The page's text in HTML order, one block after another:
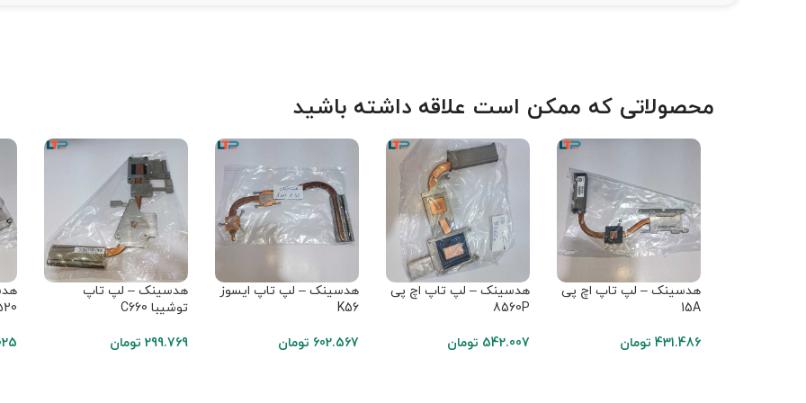
محصولاتی که ممکن است علاقه داشته باشید
هدسینک – لپ تاپ اچ پی
15A
431.486 تومان
هدسینک – لپ تاپ اچ پی
8560P
542.007 تومان
هدسینک – لپ تاپ ایسوز
K56
602.567 تومان
هدسینک – لپ تاپ
توشیبا C660
299.769 تومان